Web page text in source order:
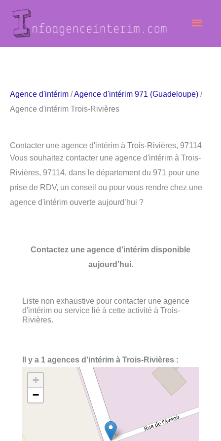
contenu
Agence d'intérim /Agence d'intérim 971 (Guadeloupe) /
Agence d'intérim Trois-Rivières
Contacter une agence d'intérim à Trois-Rivières, 97114
Vous souhaitez contacter une agence d'intérim à Trois-
Rivières, 97114, dans le département du 971 pour une
prise de RDV, un conseil ou pour vous rendre chez une
agence d'intérim ouverte aujourd’hui ?
Contactez une agence d'intérim disponible
aujourd’hui.
Liste non exhaustive pour contacter une agence
d'intérim ou service lié à cette activité à Trois-
Rivières.
Il y a 1 agences d'intérim à Trois-Rivières :
+
−